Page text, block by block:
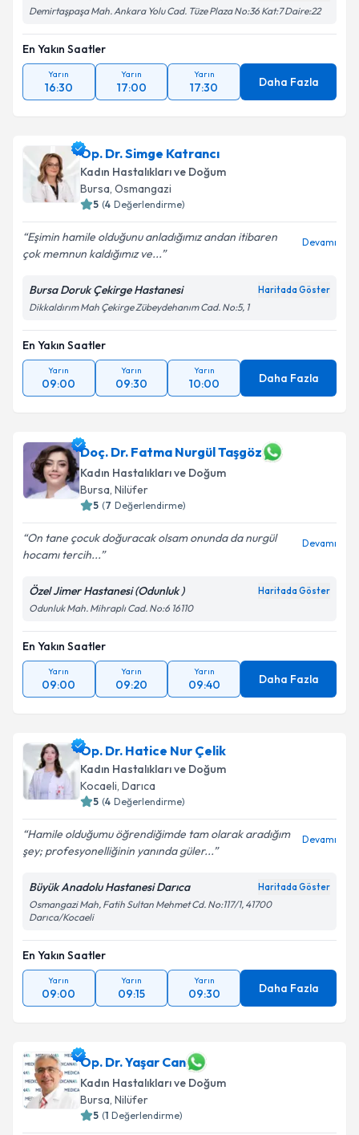
Demirtaşpaşa Mah. Ankara Yolu Cad. Tüze Plaza No:36 Kat:7 Daire:22
En Yakın Saatler
Yarın
16:30
Yarın
17:00
Yarın
17:30 Daha Fazla
Op. Dr. Simge Katrancı
Kadın Hastalıkları ve Doğum
Bursa, Osmangazi
5 (4 Değerlendirme)
Eşimin hamile olduğunu anladığımız andan itibaren
çok memnun kaldığımız ve...
Devamı
Bursa Doruk Çekirge Hastanesi Haritada Göster
Dikkaldırım Mah Çekirge Zübeydehanım Cad. No:5, 1
En Yakın Saatler
Yarın
09:00
Yarın
09:30
Yarın
10:00 Daha Fazla
Doç. Dr. Fatma Nurgül Taşgöz
Kadın Hastalıkları ve Doğum
Bursa, Nilüfer
5 (7 Değerlendirme)
On tane çocuk doğuracak olsam onunda da nurgül
hocamı tercih...
Devamı
Özel Jimer Hastanesi (Odunluk ) Haritada Göster
Odunluk Mah. Mihraplı Cad. No:6 16110
En Yakın Saatler
Yarın
09:00
Yarın
09:20
Yarın
09:40 Daha Fazla
Op. Dr. Hatice Nur Çelik
Kadın Hastalıkları ve Doğum
Kocaeli, Darıca
5 (4 Değerlendirme)
Hamile olduğumu öğrendiğimde tam olarak aradığım
şey; profesyonelliğinin yanında güler...
Devamı
Büyük Anadolu Hastanesi Darıca Haritada Göster
Osmangazi Mah, Fatih Sultan Mehmet Cd. No:117/1, 41700
Darıca/Kocaeli
En Yakın Saatler
Yarın
09:00
Yarın
09:15
Yarın
09:30 Daha Fazla
Op. Dr. Yaşar Can
Kadın Hastalıkları ve Doğum
Bursa, Nilüfer
5 (1 Değerlendirme)